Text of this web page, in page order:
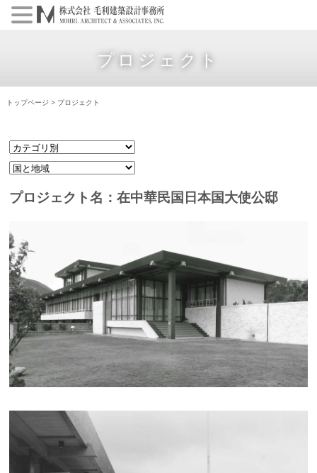
プロジェクト
トップページ > プロジェクト
プロジェクト名：在中華民国日本国大使公邸